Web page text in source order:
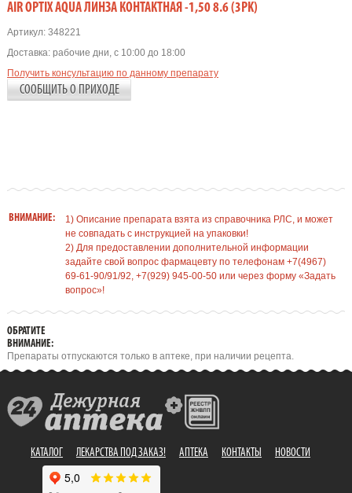
AIR OPTIX AQUA ЛИНЗА КОНТАКТНАЯ -1,50 8.6 (3PK)
Артикул:348221
Доставка: рабочие дни, с 10:00 до 18:00
Получить консультацию по данному препарату
СООБЩИТЬ О ПРИХОДЕ
ВНИМАНИЕ:
1) Описание препарата взята из справочника РЛС, и может
не совпадать с инструкцией на упаковки!
2) Для предоставлении дополнительной информации
задайте свой вопрос фармацевту по телефонам +7(4967)
69-61-90/91/92, +7(929) 945-00-50 или через форму «Задать
вопрос»!
ОБРАТИТЕ
ВНИМАНИЕ:
Препараты отпускаются только в аптеке, при наличии рецепта.
КАТАЛОГ ЛЕКАРСТВА ПОД ЗАКАЗ! АПТЕКА КОНТАКТЫ НОВОСТИ